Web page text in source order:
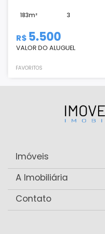
183m² 3
R$ 5.500
VALOR DO ALUGUEL
FAVORITOS
Imóveis
A Imobiliária
Contato